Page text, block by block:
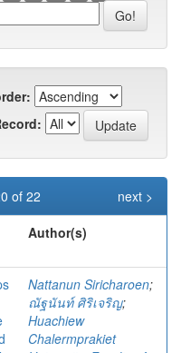
of 22
next >
Author(s)
Nattanun Siricharoen;
ณัฐนันท์ ศิริเจริญ;
Huachiew
Chalermprakiet